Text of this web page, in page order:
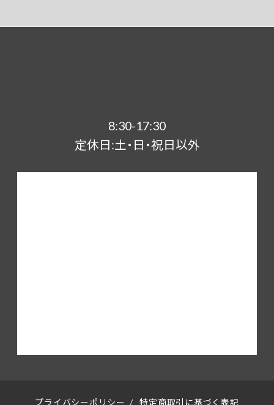
8:30-17:30
定休日:土・日・祝日以外
プライバシーポリシー / 特定商取引に基づく表記